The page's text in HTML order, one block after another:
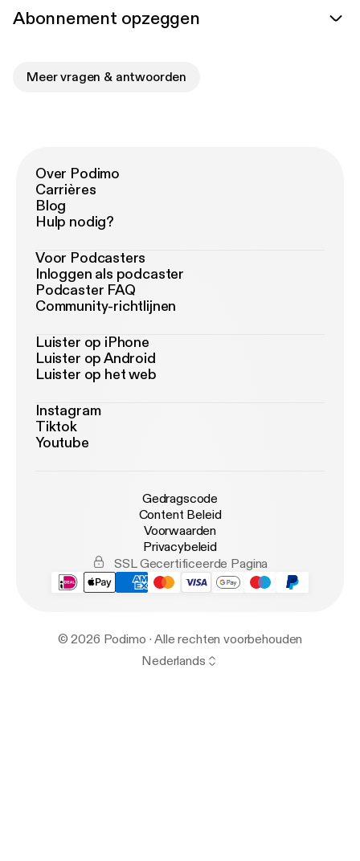
Abonnement opzeggen
Meer vragen & antwoorden
Over Podimo
Carrières
Blog
Hulp nodig?
Voor Podcasters
Inloggen als podcaster
Podcaster FAQ
Community-richtlijnen
Luister op iPhone
Luister op Android
Luister op het web
Instagram
Tiktok
Youtube
Gedragscode
Content Beleid
Voorwaarden
Privacybeleid
SSL Gecertificeerde Pagina
© 2026 Podimo · Alle rechten voorbehouden
Nederlands